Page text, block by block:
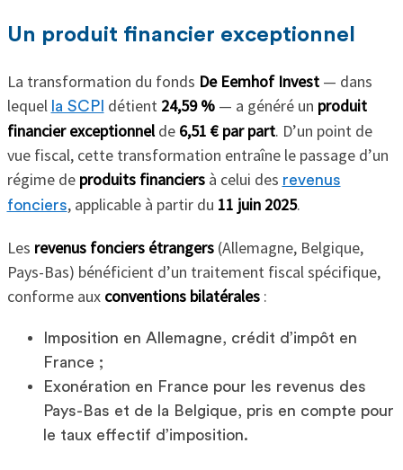
Un produit financier exceptionnel
La transformation du fonds De Eemhof Invest— dans
lequel la SCPI détient 24,59 %— a généré un produit
financier exceptionnelde 6,51 € par part. D’un point de
vue fiscal, cette transformation entraîne le passage d’un
régime de produits financiersà celui des revenus
fonciers, applicable à partir du 11 juin 2025.
Les revenus fonciers étrangers(Allemagne, Belgique,
Pays-Bas) bénéficient d’un traitement fiscal spécifique,
conforme aux conventions bilatérales:
Imposition en Allemagne, crédit d’impôt en
France ;
Exonération en France pour les revenus des
Pays-Bas et de la Belgique, pris en compte pour
le taux effectif d’imposition.